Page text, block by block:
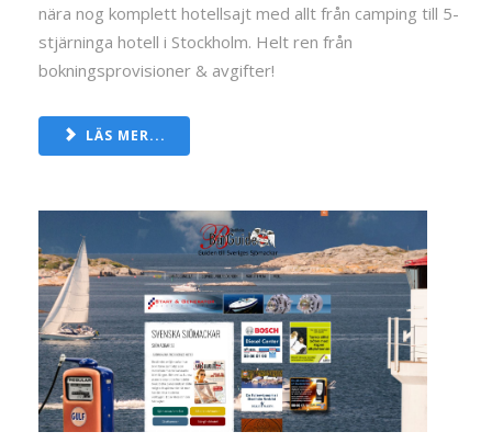
nära nog komplett hotellsajt med allt från camping till 5-
stjärninga hotell i Stockholm. Helt ren från
bokningsprovisioner & avgifter!
LÄS MER...